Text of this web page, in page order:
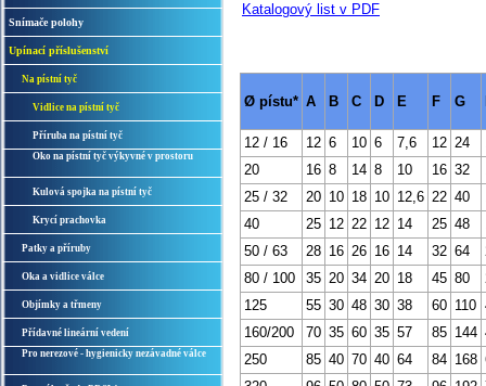
Snímače polohy
Upínací příslušenství
Na pístní tyč
Vidlice na pístní tyč
Příruba na pístní tyč
Oko na pístní tyč výkyvné v prostoru
Kulová spojka na pístní tyč
Krycí prachovka
Patky a příruby
Oka a vidlice válce
Objímky a třmeny
Přídavné lineární vedení
Pro nerezové - hygienicky nezávadné válce
Katalogový list v PDF
Ø pístu* A B C D E F G
12 / 16 12 6 10 6 7,6 12 24
20
16 8 14 8 10 16 32
25 / 32
20 10 18 10 12,6 22 40
40
25 12 22 12 14 25 48
50 / 63
28 16 26 16 14 32 64
80 / 100
35 20 34 20 18 45 80
125
55 30 48 30 38 60 110
160/200
70 35 60 35 57 85 144
250
85 40 70 40 64 84 168